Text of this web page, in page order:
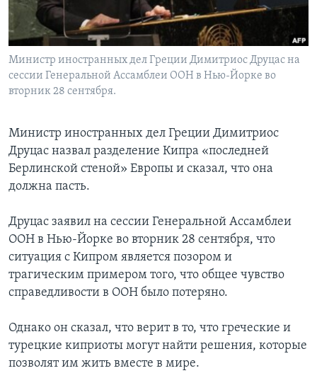
Learning English
СОЦИАЛЬНЫЕ СЕТИ
Языки
Министр иностранных дел Греции Димитриос Друцас на
сессии Генеральной Ассамблеи ООН в Нью-Йорке во
вторник 28 сентября.
Министр иностранных дел Греции Димитриос
Друцас назвал разделение Кипра «последней
Берлинской стеной» Европы и сказал, что она
должна пасть.
Друцас заявил на сессии Генеральной Ассамблеи
ООН в Нью-Йорке во вторник 28 сентября, что
ситуация с Кипром является позором и
трагическим примером того, что общее чувство
справедливости в ООН было потеряно.
Однако он сказал, что верит в то, что греческие и
турецкие киприоты могут найти решения, которые
позволят им жить вместе в мире.